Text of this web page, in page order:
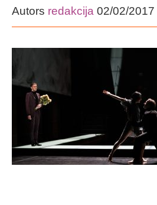
Autors redakcija 02/02/2017